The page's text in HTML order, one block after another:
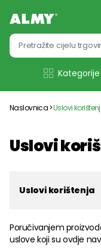
Kategorije
Naslovnica Uslovi
Uslovi
Uslovi korištenja
Poručivanjem
uslove koji su ovdje